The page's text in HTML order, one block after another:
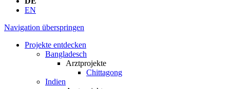
EN
Navigation überspringen
Projekte entdecken
Bangladesch
Arztprojekte
Chittagong
Indien